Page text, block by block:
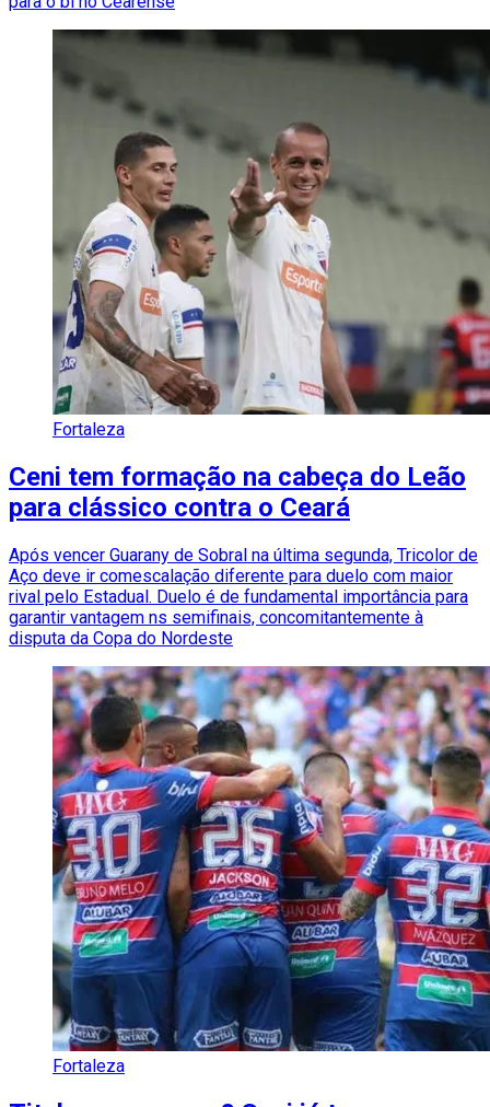
Fortaleza
Ceni tem formação na cabeça do Leão
para clássico contra o Ceará
Após vencer Guarany de Sobral na última segunda, Tricolor de
Aço deve ir comescalação diferente para duelo com maior
rival pelo Estadual. Duelo é de fundamental importância para
garantir vantagem ns semifinais, concomitantemente à
disputa da Copa do Nordeste
Fortaleza